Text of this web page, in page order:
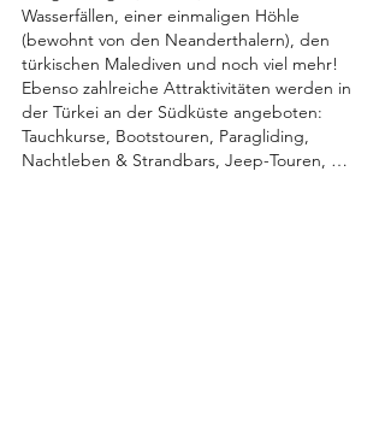
Wasserfällen, einer einmaligen Höhle
(bewohnt von den Neanderthalern), den
türkischen Malediven und noch viel mehr!
Ebenso zahlreiche Attraktivitäten werden in
der Türkei an der Südküste angeboten:
Tauchkurse, Bootstouren, Paragliding,
Nachtleben & Strandbars, Jeep-Touren, …